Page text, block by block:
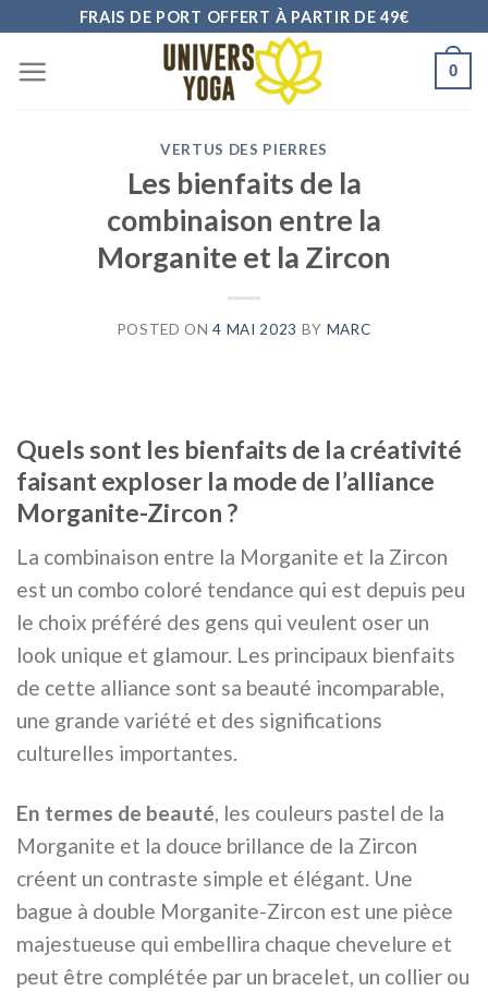
content
FRAIS DE PORT OFFERT À PARTIR DE 49€
0
VERTUS DES PIERRES
Les bienfaits de la
combinaison entre la
Morganite et la Zircon
POSTED ON4 MAI 2023 BY MARC
Quels sont les bienfaits de la créativité
faisant exploser la mode de l’alliance
Morganite-Zircon ?
La combinaison entre la Morganite et la Zircon
est un combo coloré tendance qui est depuis peu
le choix préféré des gens qui veulent oser un
look unique et glamour. Les principaux bienfaits
de cette alliance sont sa beauté incomparable,
une grande variété et des significations
culturelles importantes.
En termes de beauté, les couleurs pastel de la
Morganite et la douce brillance de la Zircon
créent un contraste simple et élégant. Une
bague à double Morganite-Zircon est une pièce
majestueuse qui embellira chaque chevelure et
peut être complétée par un bracelet, un collier ou